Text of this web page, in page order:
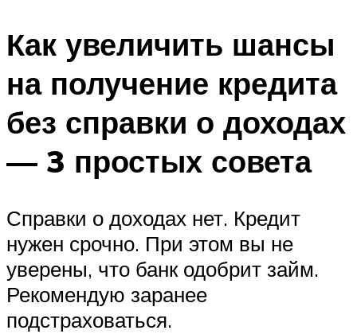
Как увеличить шансы
на получение кредита
без справки о доходах
— 3 простых совета
Справки о доходах нет. Кредит
нужен срочно. При этом вы не
уверены, что банк одобрит займ.
Рекомендую заранее
подстраховаться.